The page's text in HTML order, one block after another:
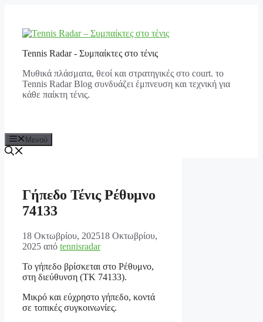
περιεχόμενο
Tennis Radar - Συμπαίκτες στο τένις
Μυθικά πλάσματα, θεοί και στρατηγικές στο court. το
Tennis Radar Blog συνδυάζει έμπνευση και τεχνική για
κάθε παίκτη τένις.
Μενού
Γήπεδο Τένις Ρέθυμνο
74133
18 Οκτωβρίου, 202518 Οκτωβρίου,
2025 από tennisradar
Το γήπεδο βρίσκεται στο Ρέθυμνο,
στη διεύθυνση (ΤΚ 74133).
Μικρό και εύχρηστο γήπεδο, κοντά
σε τοπικές συγκοινωνίες.